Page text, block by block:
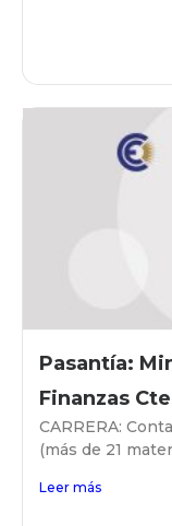
Pasantía:
Finanzas
CARRERA:
(más de 21
Leer más